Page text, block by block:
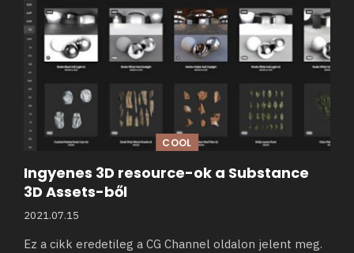
COOL
Ingyenes 3D resource-ok a Substance
3D Assets-ből
2021.07.15
Ez a cikk eredetileg a CG Channel oldalon jelent meg.